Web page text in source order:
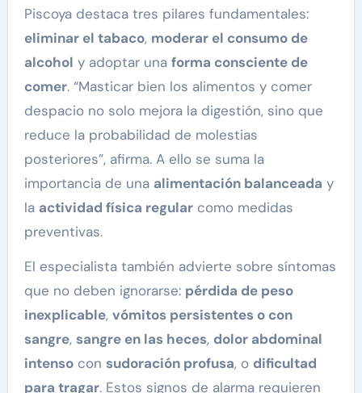
Piscoya destaca tres pilares fundamentales:
eliminar el tabaco, moderar el consumo de
alcohol y adoptar una forma consciente de
comer. “Masticar bien los alimentos y comer
despacio no solo mejora la digestión, sino que
reduce la probabilidad de molestias
posteriores”, afirma. A ello se suma la
importancia de una alimentación balanceada y
la actividad física regularcomo medidas
preventivas.
El especialista también advierte sobre síntomas
que no deben ignorarse: pérdida de peso
inexplicable, vómitos persistentes o con
sangre, sangre en las heces, dolor abdominal
intensocon sudoración profusa, o dificultad
para tragar. Estos signos de alarma requieren